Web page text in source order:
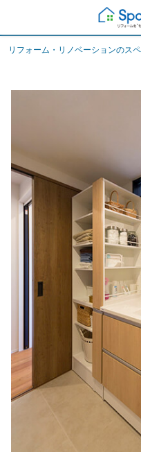
リフォーム・リノベーションのス